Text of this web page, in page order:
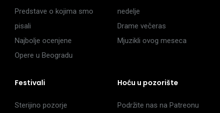
Predstave o kojima smo
pisali
Najbolje ocenjene
Opere u Beogradu
nedelje
Drame večeras
Mjuzikli ovog meseca
Festivali
Sterijino pozorje
Hoću u pozorište
Podržite nas na Patreonu